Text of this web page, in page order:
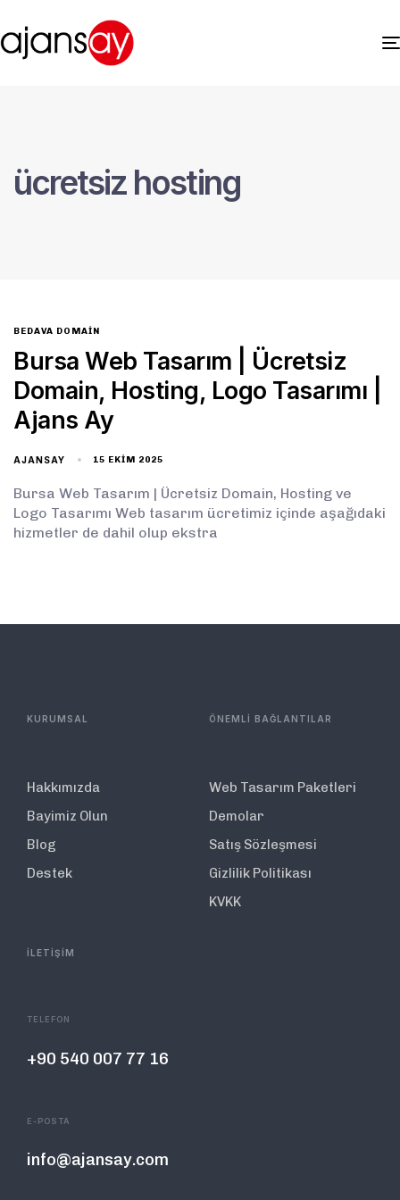
ücretsiz hosting
BEDAVA DOMAIN
Bursa Web Tasarım | Ücretsiz
Domain, Hosting, Logo Tasarımı |
Ajans Ay
AJANSAY 15 EKIM 2025
Bursa Web Tasarım | Ücretsiz Domain, Hosting ve
Logo Tasarımı Web tasarım ücretimiz içinde aşağıdaki
hizmetler de dahil olup ekstra
KURUMSAL
Hakkımızda
Bayimiz Olun
Blog
Destek
ÖNEMLİ BAĞLANTILAR
Web Tasarım Paketleri
Demolar
Satış Sözleşmesi
Gizlilik Politikası
KVKK
İLETİŞİM
TELEFON
+90 540 007 77 16
E-POSTA
info@ajansay.com